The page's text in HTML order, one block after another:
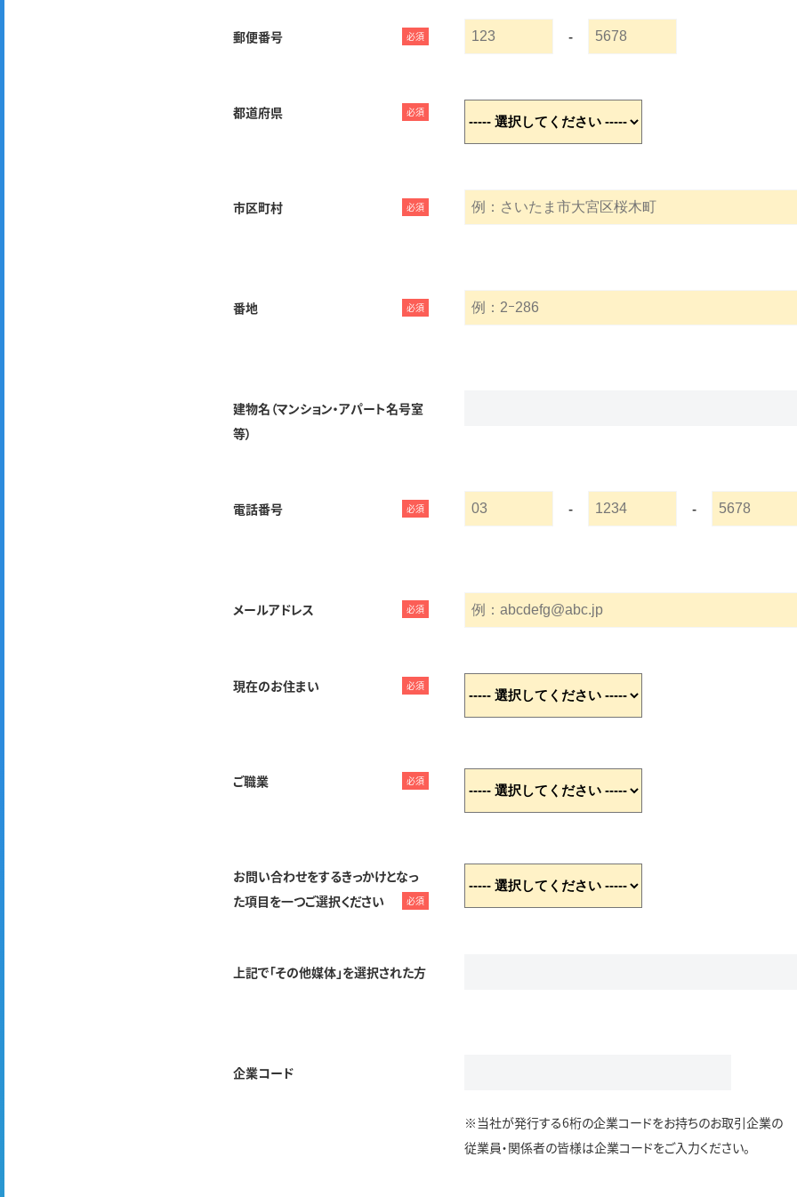
郵便番号 必須 -
都道府県 必須
市区町村 必須
番地 必須
建物名（マンション・アパート名号室
等）
電話番号 必須 - -
メールアドレス 必須
現在のお住まい 必須
ご職業 必須
お問い合わせをするきっかけとなっ
た項目を一つご選択ください
必須
上記で「その他媒体」を選択された方
企業コード
※当社が発行する6桁の企業コードをお持ちのお取引企業の
従業員・関係者の皆様は企業コードをご入力ください。